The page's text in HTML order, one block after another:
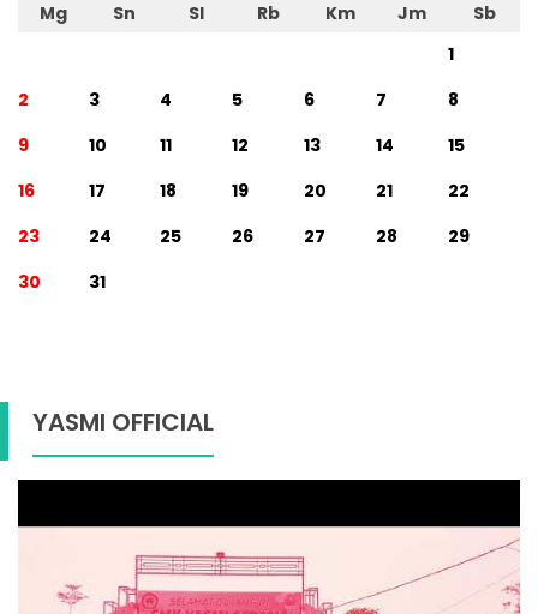
Mg Sn Sl Rb Km Jm
Sb
1
2
3 4 5 6 7
8
9
10 11 12 13 14
15
16
17 18 19 20 21
22
23
24 25 26 27 28
29
30
31
YASMI OFFICIAL